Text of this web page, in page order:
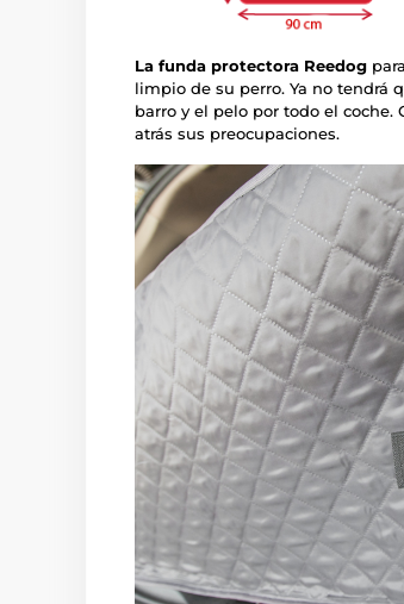
La funda protectora Reedog
limpio de su perro. Ya no tendrá
barro y el pelo por todo el coche.
atrás sus preocupaciones.